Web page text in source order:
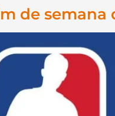
de semana